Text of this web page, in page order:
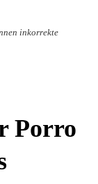
inkorrekte
Porro